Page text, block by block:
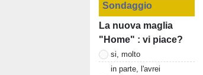
Sondaggio
La nuova maglia
"Home" : vi piace?
si, molto
in parte, l'avrei